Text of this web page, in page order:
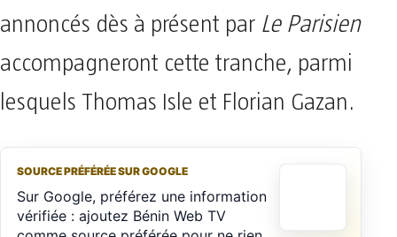
annoncés dès à présent par Le Parisien
accompagneront cette tranche, parmi
lesquels Thomas Isle et Florian Gazan.
SOURCE PRÉFÉRÉE SUR GOOGLE
Sur Google, préférez une information
vérifiée : ajoutez Bénin Web TV